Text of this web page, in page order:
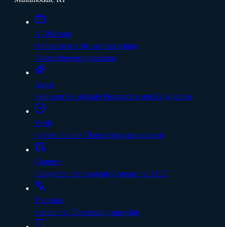
AI Platform
Orchestrieren Sie mehrsprachige
Unternehmensprogramme
Assist
Skalieren Sie globale Programme mit KI-Agenten
Verify
Sichern Sie die Übersetzungsgenauigkeit
Connect
Integrieren Sie Content-Systeme mit LILT
Translate
Starten Sie Übersetzungsprojekte